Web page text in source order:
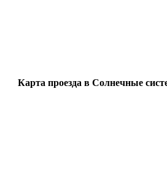
Карта проезда в Солнечные